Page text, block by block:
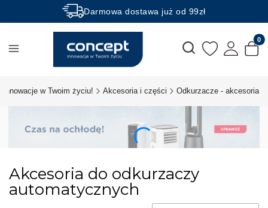
Darmowa dostawa już od 99zł
Rabaty -50% na wybrane produkty
Otwórz wyszukiwarkę
innowacje w Twoim życiu! Akcesoria i części Odkurzacze - akcesoria
Akcesoria do odkurzaczy
automatycznych